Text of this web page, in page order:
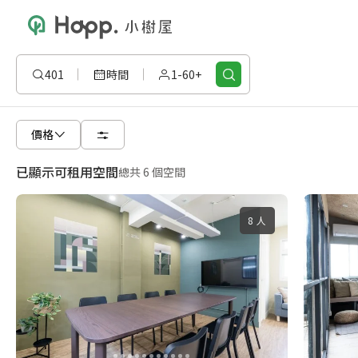
401 時間 1-60+
價格
已顯示可租用空間總共 6 個空間
8 人